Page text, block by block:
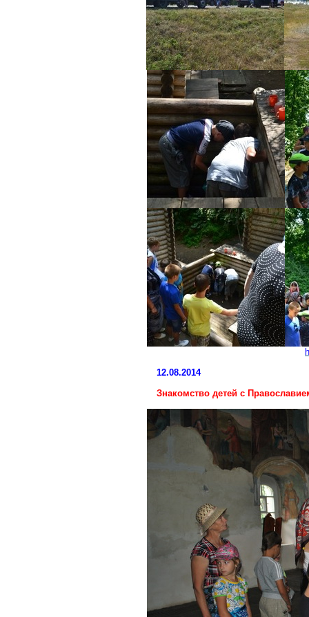
12.08.2014
Знакомство детей с